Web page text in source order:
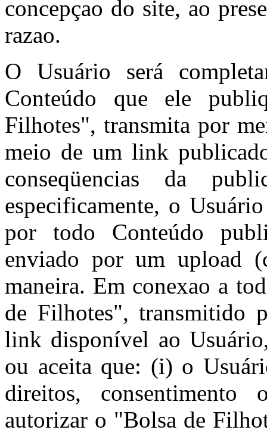
concepçao do site, ao
razao.
O Usuário será
Conteúdo que ele
Filhotes", transmita por
meio de um link
conseqüencias da
especificamente, o
por todo Conteúdo
enviado por um upload
maneira. Em conexao a
de Filhotes", transmitido
link disponível ao
ou aceita que: (i) o
direitos,
autorizar o "Bolsa de